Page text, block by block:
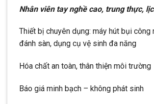
Nhân viên tay nghề cao, trung thực,
Thiết bị chuyên dụng: máy hút bụi công
đánh sàn, dụng cụ vệ sinh đa năng
Hóa chất an toàn, thân thiện môi trường
Báo giá minh bạch – không phát sinh